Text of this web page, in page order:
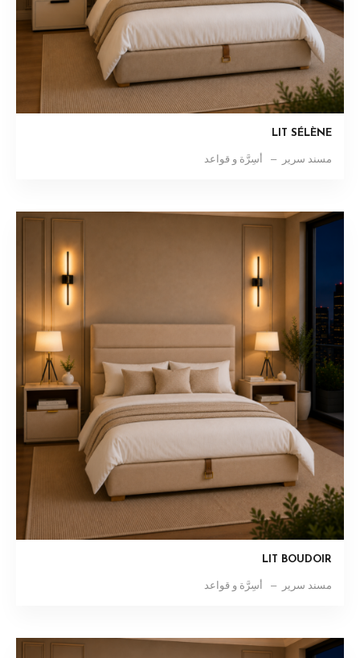
LIT SÉLÈNE
أسِرَّة و قواعد مسند سرير
LIT BOUDOIR
أسِرَّة و قواعد مسند سرير